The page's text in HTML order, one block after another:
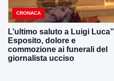
CRONACA
L’ultimo saluto a Luigi Luca”
Esposito, dolore e
commozione ai funerali del
giornalista ucciso